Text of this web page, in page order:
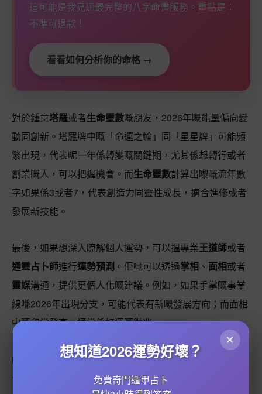
這可能是我見過最完整的八字命書服務。重點是：
不準可退款！
看看如何分析你的命格 →
對於鍾意塔羅或者生命靈數嘅朋友，2026年嘅能量偏向變
動同創新。塔羅牌中嘅「命運之輪」同「星星牌」可能頻
繁出現，代表呢一年係轉變嘅關鍵期，尤其係想轉行或者
創業嘅人，可以把握機會。而生命靈數計算出嚟嘅流年數
字如果係3或者7，代表創造力同靈性成長，適合進修或者
發展新技能。
最後，如果想深入瞭解個人運勢，可以搵專業王道師或者
通靈占卜師進行運勢預測 。佢哋可以透過掌相 、 面相或者
靈媒溝通，提供更個人化嘅建議。例如，如果手掌嘅事業
線喺2026年出現分支，可能代表有新嘅發展方向；而面相
中嘅印堂發亮，通常係好運嘅徵兆。
總括嚟講，2026年嘅流年運勢需要結合多種 命理諮詢
去分析，無論係
八字、紫微鬥數定係 風水
×
想知道2026運勢好壞？
免費奇門遁甲占卜